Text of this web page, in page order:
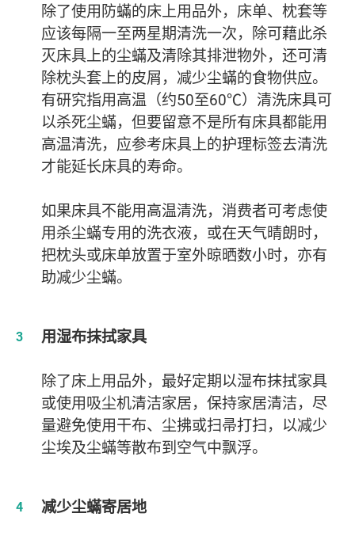
除了使用防蟎的床上用品外，床单、枕套等
应该每隔一至两星期清洗一次，除可藉此杀
灭床具上的尘蟎及清除其排泄物外，还可清
除枕头套上的皮屑，减少尘蟎的食物供应。
有研究指用高温（约50至60℃）清洗床具可
以杀死尘蟎，但要留意不是所有床具都能用
高温清洗，应参考床具上的护理标签去清洗
才能延长床具的寿命。
如果床具不能用高温清洗，消费者可考虑使
用杀尘蟎专用的洗衣液，或在天气晴朗时，
把枕头或床单放置于室外晾晒数小时，亦有
助减少尘蟎。
用湿布抹拭家具
除了床上用品外，最好定期以湿布抹拭家具
或使用吸尘机清洁家居，保持家居清洁，尽
量避免使用干布、尘拂或扫帚打扫，以减少
尘埃及尘蟎等散布到空气中飘浮。
减少尘蟎寄居地